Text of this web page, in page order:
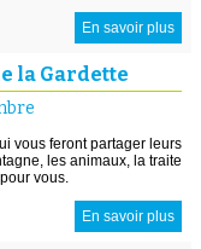
En savoir plus
la Gardette
vous feront partager leurs
les animaux, la traite
vous.
En savoir plus